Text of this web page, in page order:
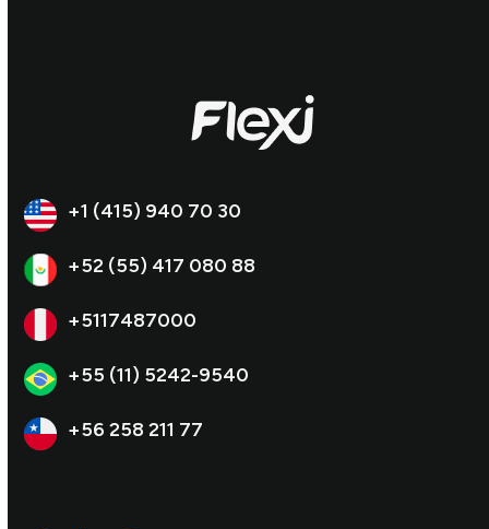
+1 (415) 940 70 30
+52 (55) 417 080 88
+5117487000
+55 (11) 5242-9540
+56 258 211 77